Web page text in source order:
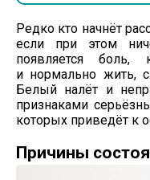
Редко кто начнёт
если при этом
появляется боль,
и нормально жить,
Белый налёт и
признаками
которых приведёт к
Причины